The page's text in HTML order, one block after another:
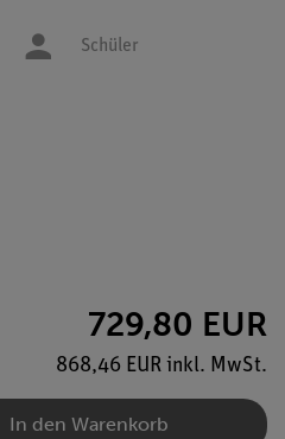
Schüler
729,80 EUR
868,46 EUR inkl. MwSt.
In den Warenkorb